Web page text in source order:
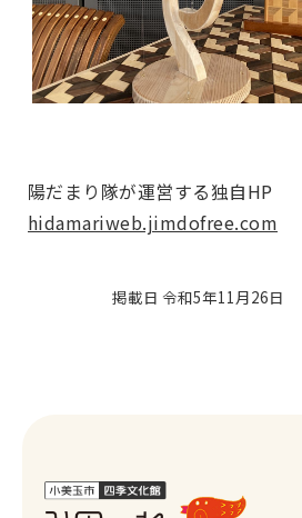
陽だまり隊が運営する独自HP
hidamariweb.jimdofree.com
掲載日 令和5年11月26日